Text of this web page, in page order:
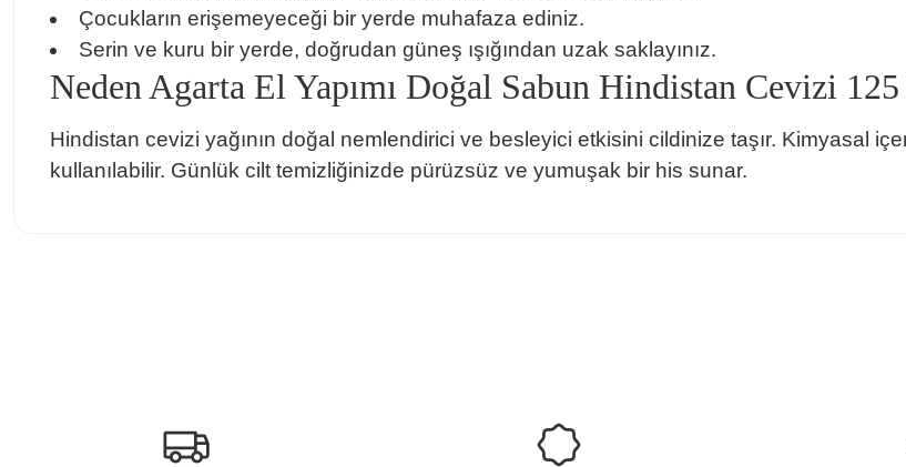
Çocukların erişemeyeceği bir yerde muhafaza ediniz.
Serin ve kuru bir yerde, doğrudan güneş ışığından uzak saklayınız.
Neden Agarta El Yapımı Doğal Sabun Hindistan Cevizi
Hindistan cevizi yağının doğal nemlendirici ve besleyici etkisini cildinize taşır. Kimyasal
kullanılabilir. Günlük cilt temizliğinizde pürüzsüz ve yumuşak bir his sunar.
Bu ürüne benzer farklı alternatifler olmalı.